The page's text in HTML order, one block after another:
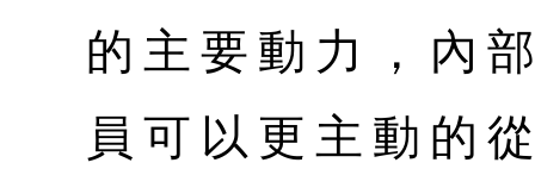
的主要動力，內
員可以更主動的